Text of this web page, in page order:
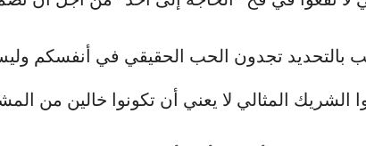
بالتحديد تجدون الحب الحقيقي في أنفسكم
الشريك المثالي لا يعني أن تكونوا خالين من